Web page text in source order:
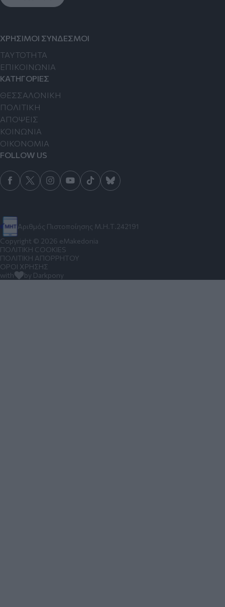
Αριθμός Πιστοποίησης Μ.Η.Τ.242191
ΧΡΗΣΙΜΟΙ ΣΥΝΔΕΣΜΟΙ
TAYTOTHTA
ΕΠΙΚΟΙΝΩΝΙΑ
ΚΑΤΗΓΟΡΙΕΣ
ΘΕΣΣΑΛΟΝΙΚΗ
ΠΟΛΙΤΙΚΗ
ΑΠΟΨΕΙΣ
ΚΟΙΝΩΝΙΑ
ΟΙΚΟΝΟΜΙΑ
FOLLOW US
Copyright © 2026 eMakedonia
ΠΟΛΙΤΙΚΗ COOKIES
ΠΟΛΙΤΙΚΗ ΑΠΟΡΡΗΤΟΥ
ΟΡΟΙ ΧΡΗΣΗΣ
with
by Darkpony